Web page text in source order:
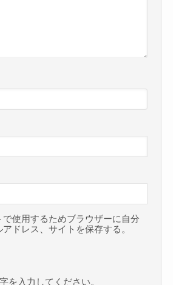
で使用するためブラウザーに自分
ドレス、サイトを保存する。
を入力してください。